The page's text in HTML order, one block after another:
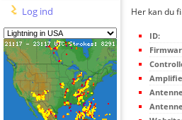
Log ind Her kan du
ID: